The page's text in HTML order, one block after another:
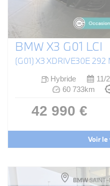
BMW X3 G01 LCI
(G01) X3 XDRIVE30E
Hybride 11/
60 733km
42 990 €
Voir le